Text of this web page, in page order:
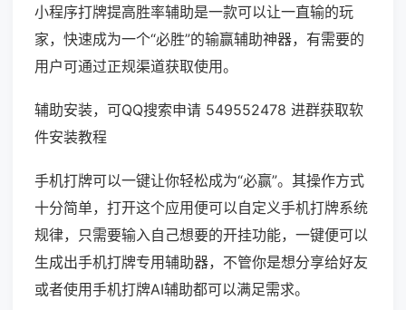
小程序打牌提高胜率辅助是一款可以让一直输的玩
家，快速成为一个“必胜”的输赢辅助神器，有需要的
用户可通过正规渠道获取使用。
辅助安装，可QQ搜索申请 549552478 进群获取软
件安装教程
手机打牌可以一键让你轻松成为“必赢”。其操作方式
十分简单，打开这个应用便可以自定义手机打牌系统
规律，只需要输入自己想要的开挂功能，一键便可以
生成出手机打牌专用辅助器，不管你是想分享给好友
或者使用手机打牌AI辅助都可以满足需求。